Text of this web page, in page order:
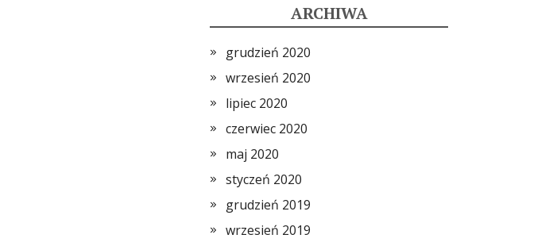
ARCHIWA
grudzień 2020
wrzesień 2020
lipiec 2020
czerwiec 2020
maj 2020
styczeń 2020
grudzień 2019
wrzesień 2019